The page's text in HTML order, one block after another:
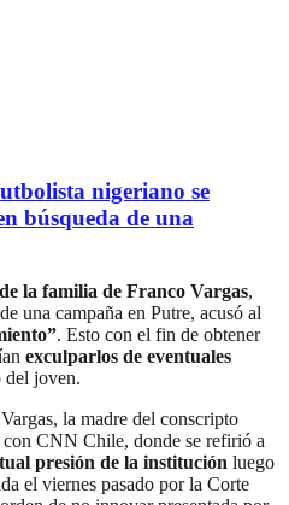
nigeriano se
búsqueda de una
la familia de Franco Vargas,
una campaña en Putre, acusó al
. Esto con el fin de obtener
exculparlos de eventuales
del joven.
la madre del conscripto
CNN Chile, donde se refirió a
presión de la institución luego
el viernes pasado por la Corte